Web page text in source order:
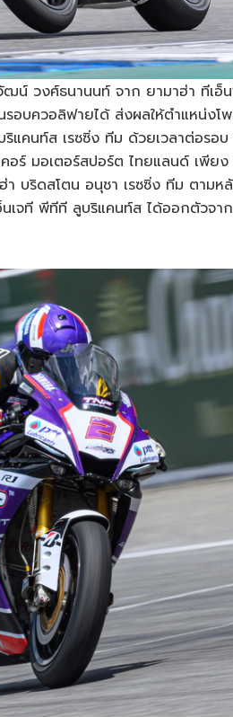
ฒน์ วงศ์ธนานนท์ จาก ยามาฮ่า ทีเ
รอบควอลิฟายได้ ส่งผลให้ตำแหน่ง
คนท์ส เรซซิ่ง ทีม ด้วยเวลาต่อรอ
ร์ มอเตอร์สปอร์ต ไทยแลนด์ เพีย
า บริดสโตน อนุชา เรซซิ่ง ทีม ตาม
จที พีทีที ลูบริแคนท์ส ได้ออกตัวจ